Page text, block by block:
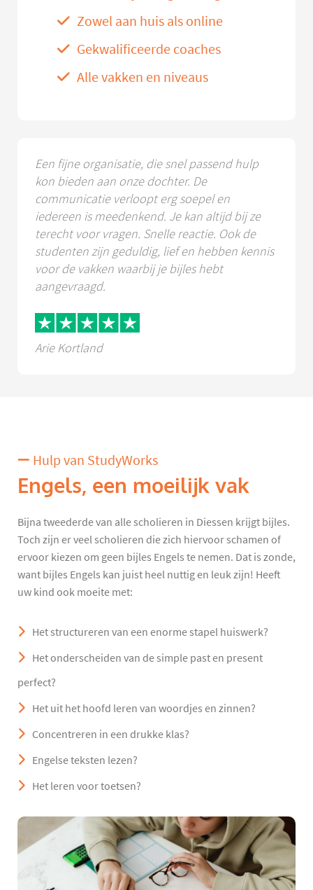
Zowel aan huis als online
Gekwalificeerde coaches
Alle vakken en niveaus
Een fijne organisatie, die snel passend hulp
kon bieden aan onze dochter. De
communicatie verloopt erg soepel en
iedereen is meedenkend. Je kan altijd bij ze
terecht voor vragen. Snelle reactie. Ook de
studenten zijn geduldig, lief en hebben kennis
voor de vakken waarbij je bijles hebt
aangevraagd.
Arie Kortland
Hulp van StudyWorks
Engels, een moeilijk vak
Bijna tweederde van alle scholieren in Diessen krijgt bijles.
Toch zijn er veel scholieren die zich hiervoor schamen of
ervoor kiezen om geen bijles Engels te nemen. Dat is zonde,
want bijles Engels kan juist heel nuttig en leuk zijn! Heeft
uw kind ook moeite met:
Het structureren van een enorme stapel huiswerk?
Het onderscheiden van de simple past en present
perfect?
Het uit het hoofd leren van woordjes en zinnen?
Concentreren in een drukke klas?
Engelse teksten lezen?
Het leren voor toetsen?